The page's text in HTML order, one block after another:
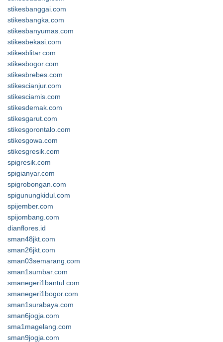
stikesbanggai.com
stikesbangka.com
stikesbanyumas.com
stikesbekasi.com
stikesblitar.com
stikesbogor.com
stikesbrebes.com
stikescianjur.com
stikesciamis.com
stikesdemak.com
stikesgarut.com
stikesgorontalo.com
stikesgowa.com
stikesgresik.com
spigresik.com
spigianyar.com
spigrobongan.com
spigunungkidul.com
spijember.com
spijombang.com
dianflores.id
sman48jkt.com
sman26jkt.com
sman03semarang.com
sman1sumbar.com
smanegeri1bantul.com
smanegeri1bogor.com
sman1surabaya.com
sman6jogja.com
sma1magelang.com
sman9jogja.com